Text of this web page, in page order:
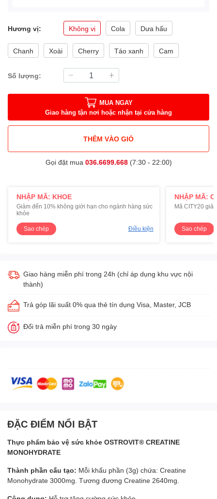
Hương vị: Không vị Cola Dưa hấu
Chanh Xoài Cherry Táo xanh Cam
Số lượng:
MUA NGAY
Giao hàng tận nơi hoặc nhận tại cửa hàng
THÊM VÀO GIỎ
Gọi đặt mua 036.6699.668(7:30 - 22:00)
NHẬP MÃ: KHOE
Giảm đến 10% không giới hạn cho ngành hàng sức
khỏe
Sao chép Điều kiện
NHẬP MÃ:
Mã CITY20
Sao chép
Giao hàng miễn phí trong 24h (chỉ áp dụng khu vực nội
thành)
Trả góp lãi suất 0% qua thẻ tín dụng Visa, Master, JCB
Đổi trả miễn phí trong 30 ngày
ĐẶC ĐIỂM NỔI BẬT
Thực phẩm bảo vệ sức khỏe OSTROVIT® CREATINE
MONOHYDRATE
Thành phần cấu tạo: Mỗi khẩu phần (3g) chứa: Creatine
Monohydrate 3000mg. Tương đương Creatine 2640mg.